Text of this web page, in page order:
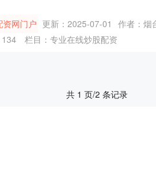
资网门户 更新：2025-07-01
作者：烟
134 栏目： 专业在线炒股配资
共 1 页/2 条记录